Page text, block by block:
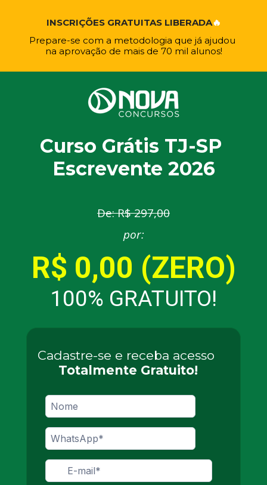
Prepare-se com a metodologia que já ajudou
na aprovação de mais de 70 mil alunos!
INSCRIÇÕES GRATUITAS LIBERADA🔥
Totalmente Gratuito!
Curso Grátis TJ-SP
Escrevente 2026
De: R$ 297,00
por:
R$ 0,00 (ZERO)
100% GRATUITO!